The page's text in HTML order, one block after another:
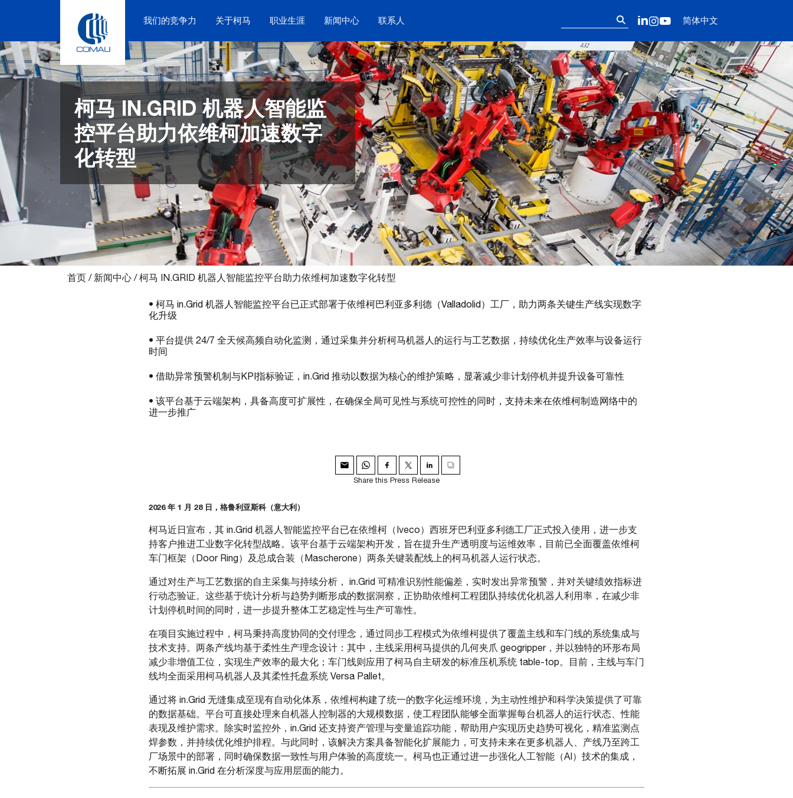
Follow us on
LinkedIn
Instagram
YouTube
简体中文
我们的竞争力 关于柯马 职业生涯 新闻中心 联系人
柯马 IN.GRID 机器人智能监
控平台助力依维柯加速数字
化转型
首页 / 新闻中心 /柯马 IN.GRID 机器人智能监控平台助力依维柯加速数字化转型
• 柯马 in.Grid 机器人智能监控平台已正式部署于依维柯巴利亚多利德（Valladolid）工厂，助力两条关键生产线实现数字
化升级
• 平台提供 24/7 全天候高频自动化监测，通过采集并分析柯马机器人的运行与工艺数据，持续优化生产效率与设备运行
时间
• 借助异常预警机制与KPI指标验证，in.Grid 推动以数据为核心的维护策略，显著减少非计划停机并提升设备可靠性
• 该平台基于云端架构，具备高度可扩展性，在确保全局可见性与系统可控性的同时，支持未来在依维柯制造网络中的
进一步推广
Share this Press Release
2026 年 1 月 28 日，格鲁利亚斯科（意大利）
柯马近日宣布，其 in.Grid 机器人智能监控平台已在依维柯（Iveco）西班牙巴利亚多利德工厂正式投入使用，进一步支
持客户推进工业数字化转型战略。该平台基于云端架构开发，旨在提升生产透明度与运维效率，目前已全面覆盖依维柯
车门框架（Door Ring）及总成合装（Mascherone）两条关键装配线上的柯马机器人运行状态。
通过对生产与工艺数据的自主采集与持续分析， in.Grid 可精准识别性能偏差，实时发出异常预警，并对关键绩效指标进
行动态验证。这些基于统计分析与趋势判断形成的数据洞察，正协助依维柯工程团队持续优化机器人利用率，在减少非
计划停机时间的同时，进一步提升整体工艺稳定性与生产可靠性。
在项目实施过程中，柯马秉持高度协同的交付理念，通过同步工程模式为依维柯提供了覆盖主线和车门线的系统集成与
技术支持。两条产线均基于柔性生产理念设计：其中，主线采用柯马提供的几何夹爪 geogripper，并以独特的环形布局
减少非增值工位，实现生产效率的最大化；车门线则应用了柯马自主研发的标准压机系统 table-top。目前，主线与车门
线均全面采用柯马机器人及其柔性托盘系统 Versa Pallet。
通过将 in.Grid 无缝集成至现有自动化体系，依维柯构建了统一的数字化运维环境，为主动性维护和科学决策提供了可靠
的数据基础。平台可直接处理来自机器人控制器的大规模数据，使工程团队能够全面掌握每台机器人的运行状态、性能
表现及维护需求。除实时监控外，in.Grid 还支持资产管理与变量追踪功能，帮助用户实现历史趋势可视化，精准监测点
焊参数，并持续优化维护排程。与此同时，该解决方案具备智能化扩展能力，可支持未来在更多机器人、产线乃至跨工
厂场景中的部署，同时确保数据一致性与用户体验的高度统一。柯马也正通过进一步强化人工智能（AI）技术的集成，
不断拓展 in.Grid 在分析深度与应用层面的能力。